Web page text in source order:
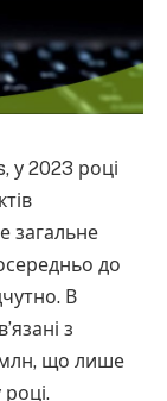
у 2023 році
загальне
до
В
з
млн, що лише